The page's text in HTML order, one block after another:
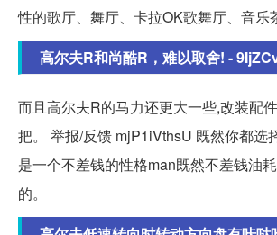
性的歌厅、舞厅、卡拉OK歌舞厅、音乐
高尔夫R和尚酷R，难以取舍! -
而且高尔夫R的马力还更大一些,改装配
把。 举报/反馈 mjP1iVthsU 既然你都选
是一个不差钱的性格man既然不差钱油
的。